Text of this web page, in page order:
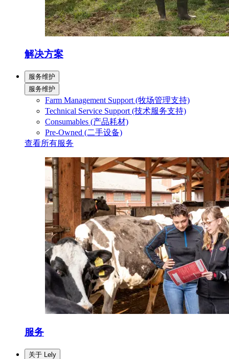
解决方案
服务维护
服务维护
Farm Management Support (牧场管理支持)
Technical Service Support (技术服务支持)
Consumables (产品耗材)
Pre-Owned (二手设备)
查看所有服务
服务
关于 Lely